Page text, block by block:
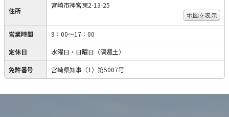
住所
宮崎市神宮東2-13-25
地図を表示
営業時間 9：00～17：00
定休日 水曜日・日曜日（隔週土）
免許番号 宮崎県知事（1）第5007号